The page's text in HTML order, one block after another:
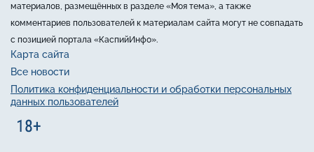
материалов, размещённых в разделе «Моя тема», а также
комментариев пользователей к материалам сайта могут не совпадать
с позицией портала «КаспийИнфо».
Карта сайта
Все новости
Политика конфиденциальности и обработки персональных
данных пользователей